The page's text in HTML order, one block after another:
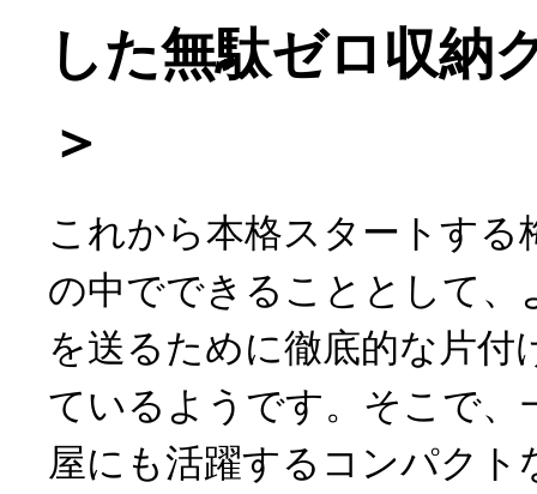
した無駄ゼロ収納
＞
これから本格スタートする
の中でできることとして、
を送るために徹底的な片付
ているようです。そこで、
屋にも活躍するコンパクト